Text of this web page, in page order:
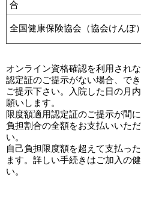
合
全国健康保険協会（協会けんぽ）
オンライン資格確認を利用され
認定証のご提示がない場合、で
ご提示下さい。入院した日の月
願いします。
限度額適用認定証のご提示が間
負担割合の全額をお支払いいた
い。
自己負担限度額を超えて支払っ
ます。詳しい手続きはご加入の
い。